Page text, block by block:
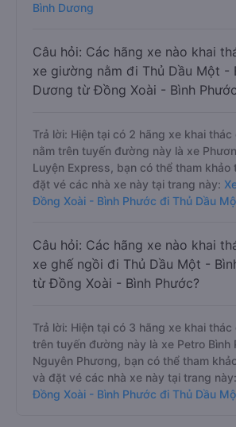
Bình Dương
Câu hỏi: Các hãng xe nào khai
xe giường nằm đi Thủ Dầu Một -
Dương từ Đồng Xoài - Bình
Trả lời: Hiện tại có 2 hãng xe khai
nằm trên tuyến đường này là xe
Luyện Express, bạn có thể tham khảo
đặt vé các nhà xe này tại trang này:
Đồng Xoài - Bình Phước đi Thủ Dầu
Câu hỏi: Các hãng xe nào khai
xe ghế ngồi đi Thủ Dầu Một -
từ Đồng Xoài - Bình Phước?
Trả lời: Hiện tại có 3 hãng xe khai
trên tuyến đường này là xe Petro Bình
Nguyên Phương, bạn có thể tham
và đặt vé các nhà xe này tại trang này:
Đồng Xoài - Bình Phước đi Thủ Dầu